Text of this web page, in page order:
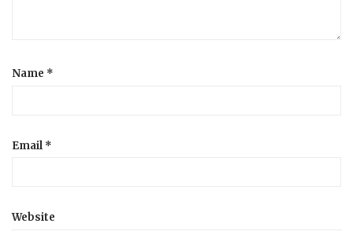
Name *
Email *
Website